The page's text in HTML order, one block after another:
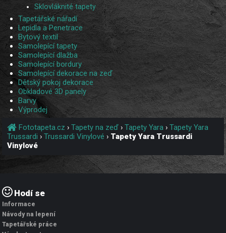
Sklovláknité tapety
Tapetářské nářadí
Lepidla a Penetrace
Bytový textil
Samolepící tapety
Samolepící dlažba
Samolepící bordury
Samolepící dekorace na zeď
Dětský pokoj dekorace
Obkladové 3D panely
Barvy
Výprodej
Fototapeta.cz ›Tapety na zeď ›Tapety Yara ›Tapety Yara
Trussardi ›Trussardi Vinylové › Tapety Yara Trussardi
Vinylové
Hodí se
Informace
Návody na lepení
Tapetářské práce